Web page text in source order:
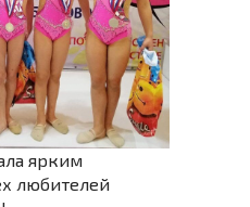
ярким
любителей